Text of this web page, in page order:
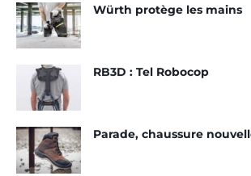
excellent confort.
Tags: EPI
Würth protège les mains
RB3D : Tel Robocop
Parade, chaussure